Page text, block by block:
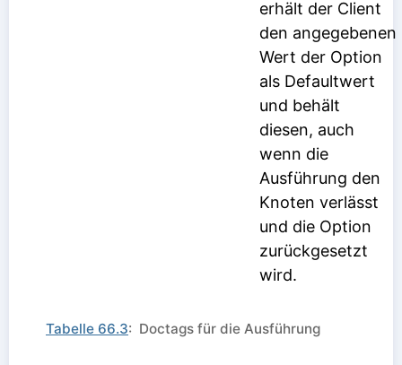
erhält der Client
den angegebenen
Wert der Option
als Defaultwert
und behält
diesen, auch
wenn die
Ausführung den
Knoten verlässt
und die Option
zurückgesetzt
wird.
Tabelle 66.3: Doctags für die Ausführung